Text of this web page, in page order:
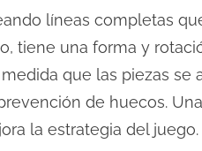
líneas completas
tiene una forma y
que las piezas se
de huecos.
la estrategia del juego.